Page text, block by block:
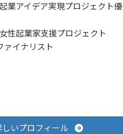
業アイデア実現プロジェクト優
性起業家支援プロジェクト
イナリスト
しいプロフィール